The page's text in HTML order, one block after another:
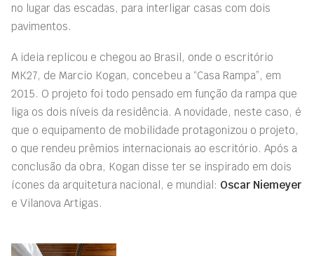
no lugar das escadas, para interligar casas com dois
pavimentos.
A ideia replicou e chegou ao Brasil, onde o escritório
MK27, de Marcio Kogan, concebeu a “Casa Rampa”, em
2015. O projeto foi todo pensado em função da rampa que
liga os dois níveis da residência. A novidade, neste caso, é
que o equipamento de mobilidade protagonizou o projeto,
o que rendeu prêmios internacionais ao escritório. Após a
conclusão da obra, Kogan disse ter se inspirado em dois
ícones da arquitetura nacional, e mundial: Oscar Niemeyer
e Vilanova Artigas.